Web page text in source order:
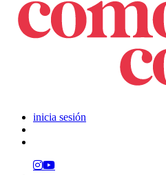
inicia sesión